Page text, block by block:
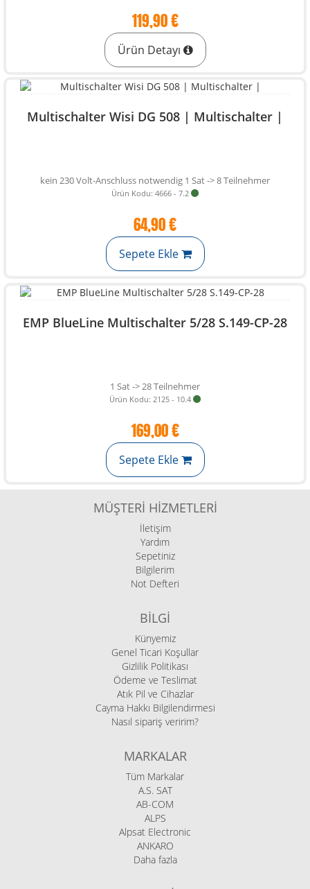
119,90 €
Ürün Detayı
Multischalter Wisi DG 508 | Multischalter |
kein 230 Volt-Anschluss notwendig 1 Sat -> 8 Teilnehmer
Ürün Kodu: 4666 - 7.2
64,90 €
Sepete Ekle
EMP BlueLine Multischalter 5/28 S.149-CP-28
1 Sat -> 28 Teilnehmer
Ürün Kodu: 2125 - 10.4
169,00 €
Sepete Ekle
MÜŞTERI HIZMETLERI
İletişim
Yardım
Sepetiniz
Bilgilerim
Not Defteri
BILGI
Künyemiz
Genel Ticari Koşullar
Gizlilik Politikası
Ödeme ve Teslimat
Atık Pil ve Cihazlar
Cayma Hakkı Bilgilendirmesi
Nasıl sipariş veririm?
MARKALAR
Tüm Markalar
A.S. SAT
AB-COM
ALPS
Alpsat Electronic
ANKARO
Daha fazla